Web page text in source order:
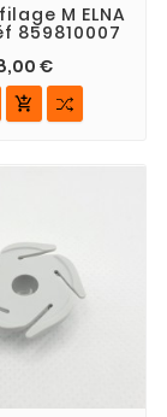
M ELNA
859810007
€
